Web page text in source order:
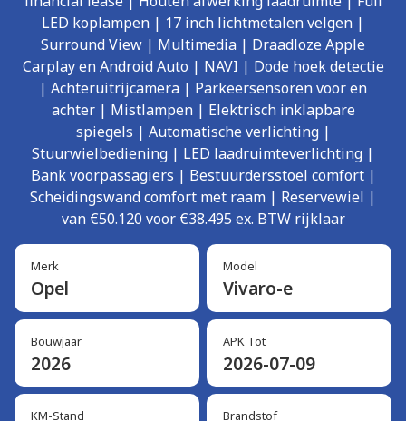
LED koplampen | 17 inch lichtmetalen velgen |
Surround View | Multimedia | Draadloze Apple
Carplay en Android Auto | NAVI | Dode hoek detectie
| Achteruitrijcamera | Parkeersensoren voor en
achter | Mistlampen | Elektrisch inklapbare
spiegels | Automatische verlichting |
Stuurwielbediening | LED laadruimteverlichting |
Bank voorpassagiers | Bestuurdersstoel comfort |
Scheidingswand comfort met raam | Reservewiel |
van €50.120 voor €38.495 ex. BTW rijklaar
Merk
Opel
Model
Vivaro-e
Bouwjaar
2026
APK Tot
2026-07-09
KM-Stand Brandstof